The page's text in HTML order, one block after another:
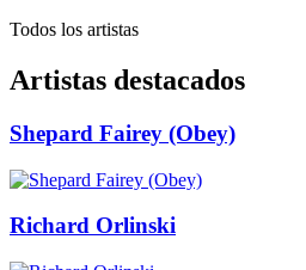
Todos los artistas
Artistas destacados
Shepard Fairey (Obey)
Richard Orlinski